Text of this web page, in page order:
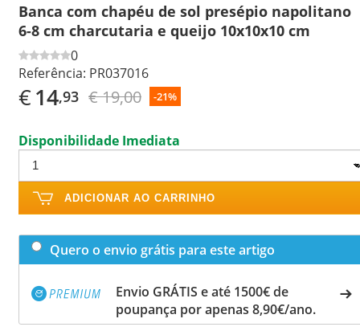
Banca com chapéu de sol presépio napolitano
6-8 cm charcutaria e queijo 10x10x10 cm
0
Referência: PR037016
€14,93 € 19,00 -21%
Disponibilidade Imediata
ADICIONAR AO CARRINHO
Quero o envio grátis para este artigo
Envio GRÁTIS e até 1500€ de
poupança por apenas 8,90€/ano.